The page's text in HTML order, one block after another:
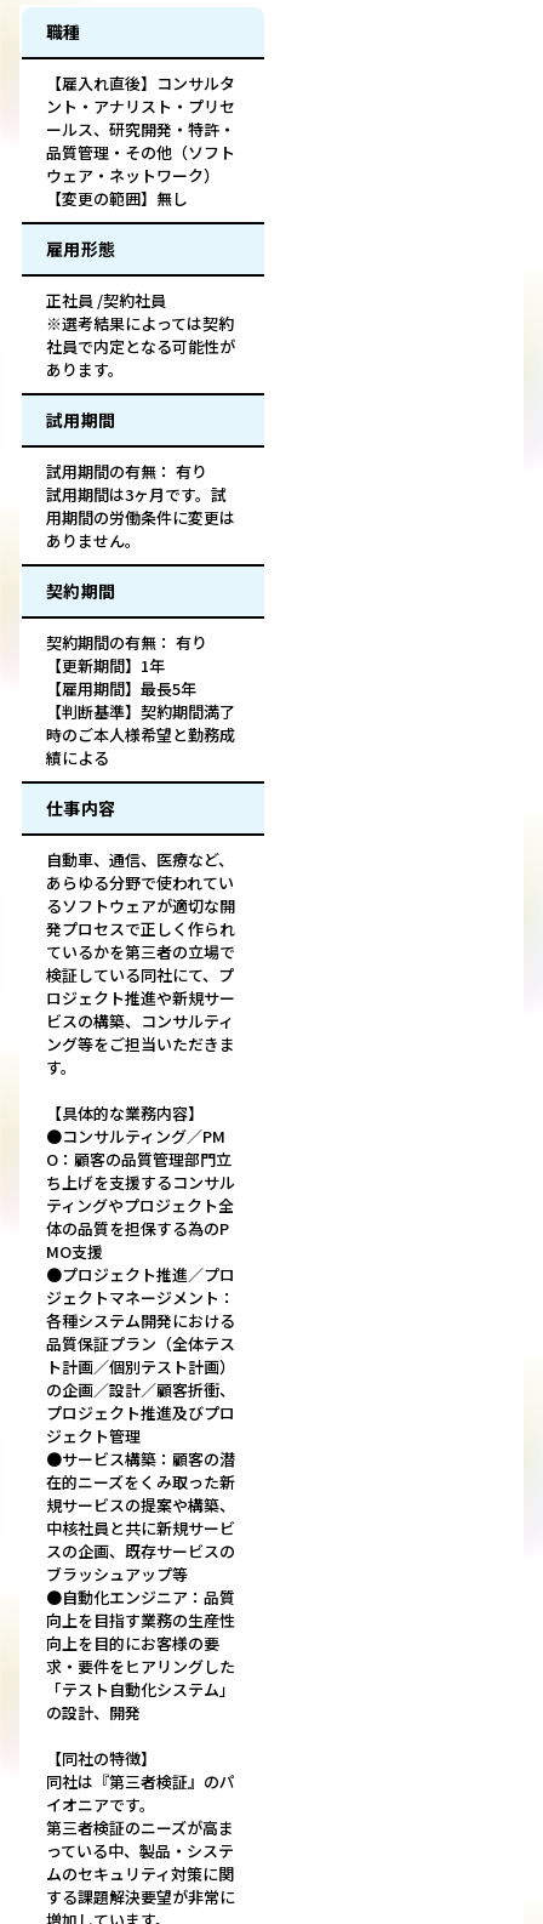
職種
【雇入れ直後】コンサルタ
ント・アナリスト・プリセ
ールス、研究開発・特許・
品質管理・その他（ソフト
ウェア・ネットワーク）
【変更の範囲】無し
雇用形態
正社員 /契約社員
※選考結果によっては契約
社員で内定となる可能性が
あります。
試用期間
試用期間の有無： 有り
試用期間は3ヶ月です。試
用期間の労働条件に変更は
ありません。
契約期間
契約期間の有無： 有り
【更新期間】1年
【雇用期間】最長5年
【判断基準】契約期間満了
時のご本人様希望と勤務成
績による
仕事内容
自動車、通信、医療など、
あらゆる分野で使われてい
るソフトウェアが適切な開
発プロセスで正しく作られ
ているかを第三者の立場で
検証している同社にて、プ
ロジェクト推進や新規サー
ビスの構築、コンサルティ
ング等をご担当いただきま
す。
【具体的な業務内容】
●コンサルティング／PM
O：顧客の品質管理部門立
ち上げを支援するコンサル
ティングやプロジェクト全
体の品質を担保する為のP
MO支援
●プロジェクト推進／プロ
ジェクトマネージメント：
各種システム開発における
品質保証プラン（全体テス
ト計画／個別テスト計画）
の企画／設計／顧客折衝、
プロジェクト推進及びプロ
ジェクト管理
●サービス構築：顧客の潜
在的ニーズをくみ取った新
規サービスの提案や構築、
中核社員と共に新規サービ
スの企画、既存サービスの
ブラッシュアップ等
●自動化エンジニア：品質
向上を目指す業務の生産性
向上を目的にお客様の要
求・要件をヒアリングした
「テスト自動化システム」
の設計、開発
【同社の特徴】
同社は『第三者検証』のパ
イオニアです。
第三者検証のニーズが高ま
っている中、製品・システ
ムのセキュリティ対策に関
する課題解決要望が非常に